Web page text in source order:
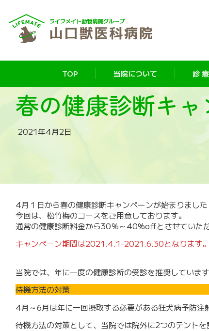
TOP 当院について 診
春の健康診断キャ
2021年4月2日
4月１日から春の健康診断キャンペーンが始まりました
今回は、松竹梅のコースをご用意しております。
通常の健康診断料金から30％～40%offとさせていた
キャンペーン期間は2021.4.1-2021.6.30となります。
当院では、年に一度の健康診断の受診を推奨しています
待機方法の対策
4月～6月は年に一回摂取する必要がある狂犬病予防注
待機方法の対策として、当院では院外に2つのテント